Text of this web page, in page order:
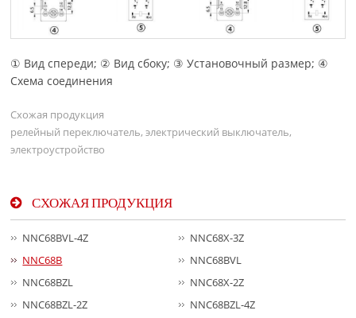
① Вид спереди; ② Вид сбоку; ③ Установочный размер; ④
Схема соединения
Схожая продукция
релейный переключатель, электрический выключатель,
электроустройство
СХОЖАЯ ПРОДУКЦИЯ
NNC68BVL-4Z
NNC68X-3Z
NNC68B
NNC68BVL
NNC68BZL
NNC68X-2Z
NNC68BZL-2Z
NNC68BZL-4Z